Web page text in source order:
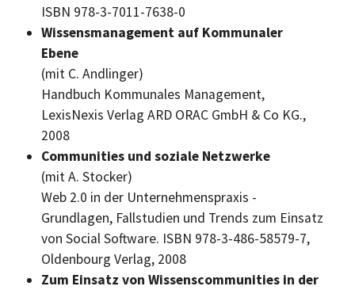
ISBN 978-3-7011-7638-0
Wissensmanagement auf Kommunaler
Ebene
(mit C. Andlinger)
Handbuch Kommunales Management,
LexisNexis Verlag ARD ORAC GmbH & Co KG.,
2008
Communities und soziale Netzwerke
(mit A. Stocker)
Web 2.0 in der Unternehmenspraxis -
Grundlagen, Fallstudien und Trends zum Einsatz
von Social Software. ISBN 978-3-486-58579-7,
Oldenbourg Verlag, 2008
Zum Einsatz von Wissenscommunities in der